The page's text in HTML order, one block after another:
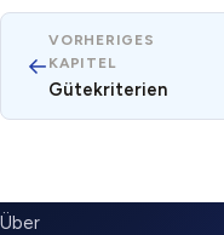
←
VORHERIGES
KAPITEL
Gütekriterien
SUBMENU
Über